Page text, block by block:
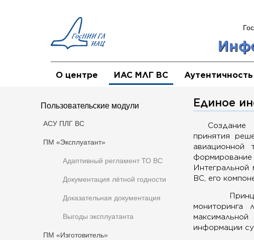
О центре ИАС МЛГ ВС Аутентичность
Пользовательские модули
АСУ ПЛГ ВС
ПМ «Эксплуатант»
Адаптивный регламент ТО ВС
Документация лётной годности
Доказательная документация
Выгоды эксплуатанта
ПМ «Изготовитель»
Единое
Создание
принятия
авиационной
ВС, его
информации